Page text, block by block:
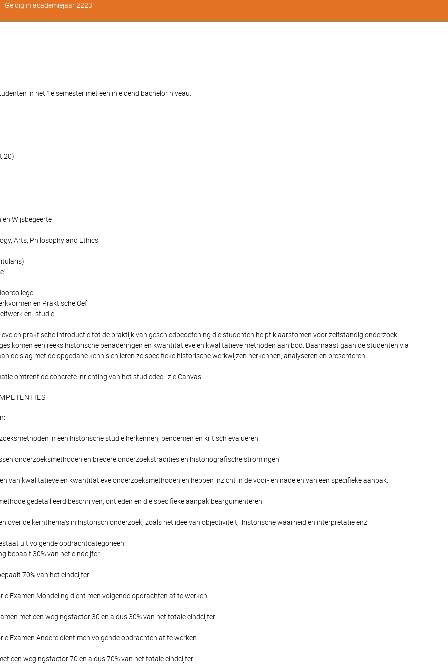
in het 1e semester met een inleidend bachelor niveau.
20)
Wijsbegeerte
Arts, Philosophy and Ethics
en Praktische Oef.
en -studie
en praktische introductie tot de praktijk van geschiedbeoefening die studenten helpt klaarstomen voor zelfstandig onderzoek.
komen een reeks historische benaderingen en kwantitatieve en kwalitatieve methoden aan bod. Daarnaast gaan de studenten via
de slag met de opgedane kennis en leren ze specifieke historische werkwijzen herkennen, analyseren en presenteren.
omtrent de concrete inrichting van het studiedeel: zie Canvas
in een historische studie herkennen, benoemen en kritisch evalueren.
onderzoeksmethoden en bredere onderzoekstradities en historiografische stromingen.
van kwalitatieve en kwantitatieve onderzoeksmethoden en hebben inzicht in de voor- en nadelen van een specifieke aanpak.
gedetailleerd beschrijven, ontleden en die specifieke aanpak beargumenteren.
over de kernthema’s in historisch onderzoek, zoals het idee van objectiviteit, historische waarheid en interpretatie enz.
uit volgende opdrachtcategorieën:
bepaalt 30% van het eindcijfer
70% van het eindcijfer
Examen Mondeling dient men volgende opdrachten af te werken:
met een wegingsfactor 30 en aldus 30% van het totale eindcijfer.
Examen Andere dient men volgende opdrachten af te werken:
een wegingsfactor 70 en aldus 70% van het totale eindcijfer.
Geldig in academiejaar 2223